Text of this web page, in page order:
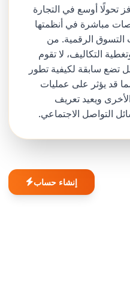
تحولًا أوسع في التجارة
مباشرة في أنظمتها
التسوق الرقمية. من
التكاليف، لا تقوم
تضع سابقة لكيفية تطور
قد يؤثر على عمليات
ويعيد تعريف
التواصل الاجتماعي.
إنشاء حساب